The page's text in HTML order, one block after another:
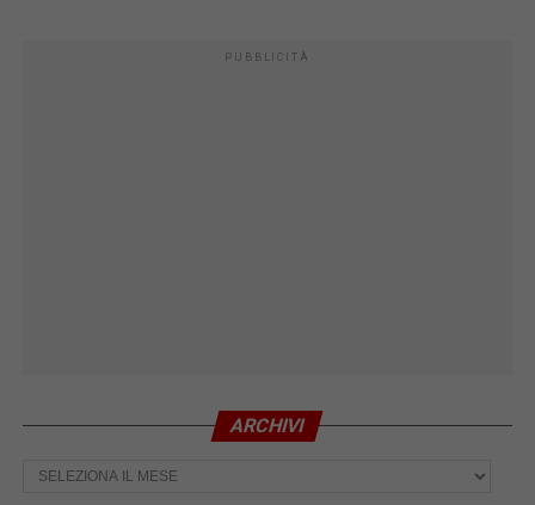
PUBBLICITÀ
ARCHIVI
Archivi